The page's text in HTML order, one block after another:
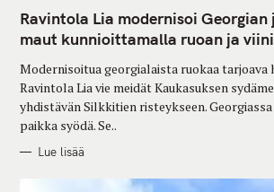
T
E
G
O
I
E
S
Ravintola Lia modernisoi
maut kunnioittamalla ruoan ja
Modernisoitua georgialaista ruokaa tarjoava
Ravintola Lia vie meidät Kaukasuksen
yhdistävän Silkkitien risteykseen.
paikka syödä. Se..
Lue lisää